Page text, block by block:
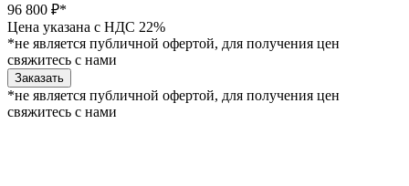
96 800 ₽*
Цена указана с НДС 22%
*не является публичной офертой, для получения цен
свяжитесь с нами
Заказать
*не является публичной офертой, для получения цен
свяжитесь с нами